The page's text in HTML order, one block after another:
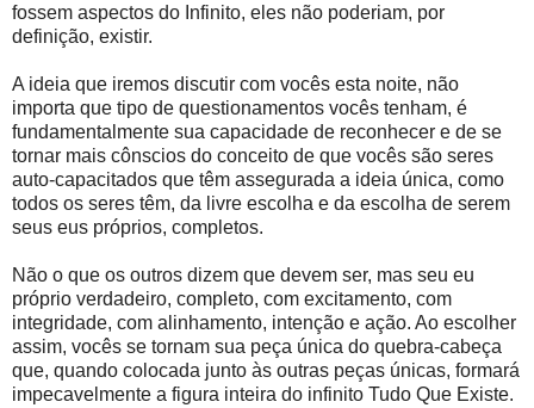
fossem aspectos do Infinito, eles não poderiam, por
definição, existir.
A ideia que iremos discutir com vocês esta noite, não
importa que tipo de questionamentos vocês tenham, é
fundamentalmente sua capacidade de reconhecer e de se
tornar mais cônscios do conceito de que vocês são seres
auto-capacitados que têm assegurada a ideia única, como
todos os seres têm, da livre escolha e da escolha de serem
seus eus próprios, completos.
Não o que os outros dizem que devem ser, mas seu eu
próprio verdadeiro, completo, com excitamento, com
integridade, com alinhamento, intenção e ação. Ao escolher
assim, vocês se tornam sua peça única do quebra-cabeça
que, quando colocada junto às outras peças únicas, formará
impecavelmente a figura inteira do infinito Tudo Que Existe.